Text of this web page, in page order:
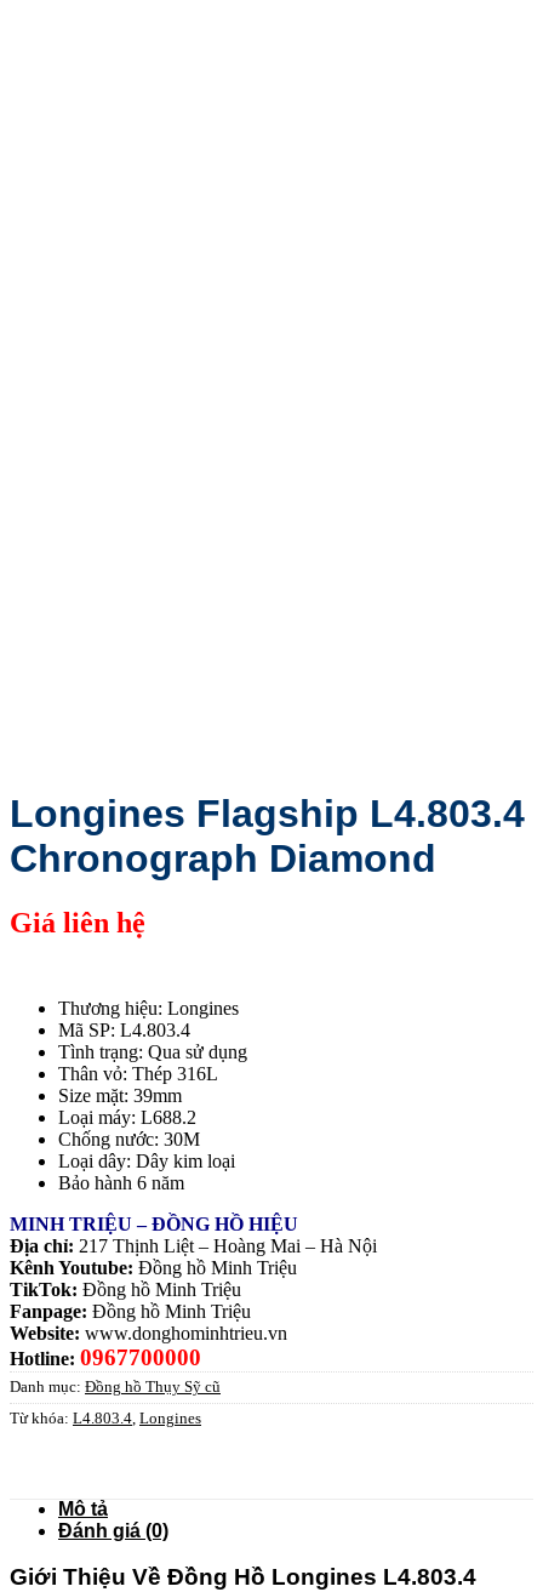
Longines Flagship L4.803.4
Chronograph Diamond
Giá liên hệ
Thương hiệu: Longines
Mã SP: L4.803.4
Tình trạng: Qua sử dụng
Thân vỏ: Thép 316L
Size mặt: 39mm
Loại máy: L688.2
Chống nước: 30M
Loại dây: Dây kim loại
Bảo hành 6 năm
MINH TRIỆU – ĐỒNG HỒ HIỆU
Địa chỉ: 217 Thịnh Liệt – Hoàng Mai – Hà Nội
Kênh Youtube: Đồng hồ Minh Triệu
TikTok: Đồng hồ Minh Triệu
Fanpage: Đồng hồ Minh Triệu
Website: www.donghominhtrieu.vn
Hotline: 0967700000
Danh mục: Đồng hồ Thụy Sỹ cũ
Từ khóa: L4.803.4, Longines
Mô tả
Đánh giá (0)
Giới Thiệu Về Đồng Hồ Longines L4.803.4